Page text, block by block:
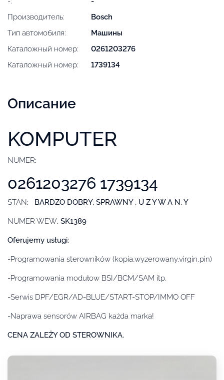
Производитель:
Bosch
Тип автомобиля:
Машины
Каталожный номер:
0261203276
Каталожный номер:
1739134
Описание
KOMPUTER
NUMER:
0261203276 1739134
STAN: BARDZO DOBRY, SPRAWNY , U Z Y W A N. Y
NUMER WEW. SK1389
Oferujemy usługi:
-Programowania sterowników (kopia,wyzerowany,virgin,pin)
-Programowania modułow BSI/BCM/SAM itp.
-Serwis DPF/EGR/AD-BLUE/START-STOP/IMMO OFF
-Naprawa sensorów AIRBAG każda marka!
CENA ZALEŻY OD STEROWNIKA.